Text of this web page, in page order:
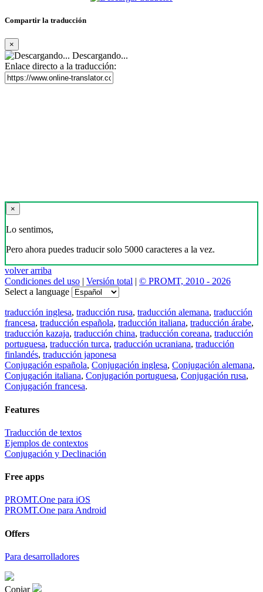
Compartir la traducción
×
Descargando...
Enlace directo a la traducción:
×
Lo sentimos,
Pero ahora puedes traducir solo 5000 caracteres a la vez.
volver arriba
Condiciones del uso | Versión total | © PROMT, 2010 - 2026
Select a language
traducción inglesa, traducción rusa, traducción alemana, traducción
francesa, traducción española, traducción italiana, traducción árabe,
traducción kazaja, traducción china, traducción coreana, traducción
portuguesa, traducción turca, traducción ucraniana, traducción
finlandés, traducción japonesa
Conjugación española, Conjugación inglesa, Conjugación alemana,
Conjugación italiana, Conjugación portuguesa, Conjugación rusa,
Conjugación francesa.
Features
Traducción de textos
Ejemplos de contextos
Conjugación y Declinación
Free apps
PROMT.One para iOS
PROMT.One para Android
Offers
Para desarrolladores
Copiar